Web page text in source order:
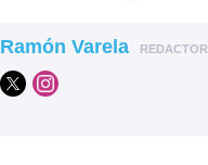
Ramón Varela REDACTOR